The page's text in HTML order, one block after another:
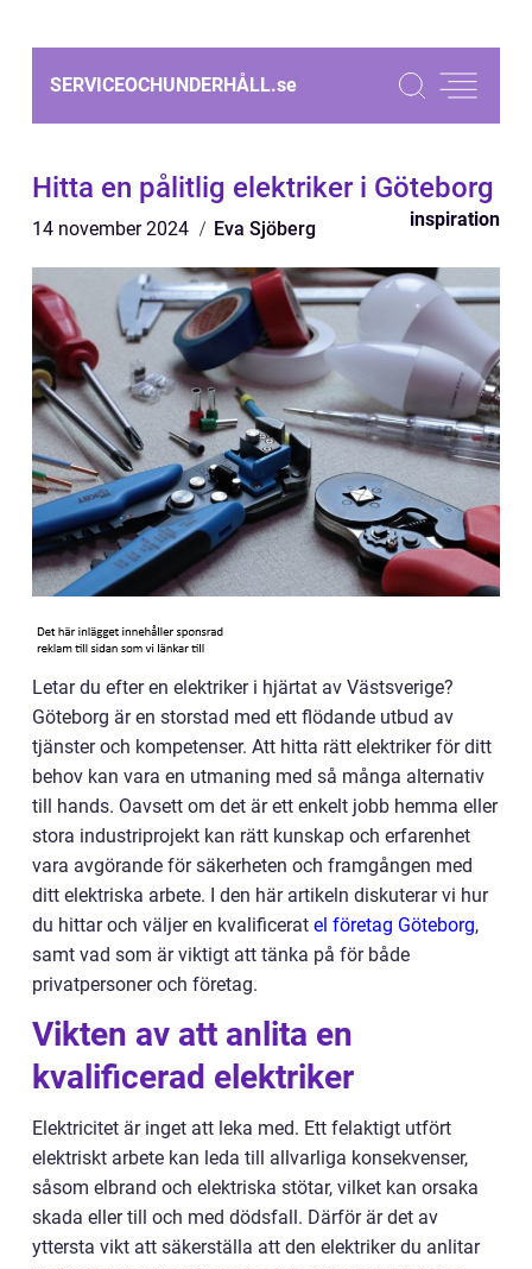
SERVICEOCHUNDERHÅLL.se
Hitta en pålitlig elektriker i Göteborg
14 november 2024 Eva Sjöberg inspiration
Letar du efter en elektriker i hjärtat av Västsverige?
Göteborg är en storstad med ett flödande utbud av
tjänster och kompetenser. Att hitta rätt elektriker för ditt
behov kan vara en utmaning med så många alternativ
till hands. Oavsett om det är ett enkelt jobb hemma eller
stora industriprojekt kan rätt kunskap och erfarenhet
vara avgörande för säkerheten och framgången med
ditt elektriska arbete. I den här artikeln diskuterar vi hur
du hittar och väljer en kvalificerat el företag Göteborg,
samt vad som är viktigt att tänka på för både
privatpersoner och företag.
Vikten av att anlita en
kvalificerad elektriker
Elektricitet är inget att leka med. Ett felaktigt utfört
elektriskt arbete kan leda till allvarliga konsekvenser,
såsom elbrand och elektriska stötar, vilket kan orsaka
skada eller till och med dödsfall. Därför är det av
yttersta vikt att säkerställa att den elektriker du anlitar